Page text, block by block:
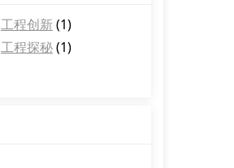
工程创新(1)
工程探秘(1)